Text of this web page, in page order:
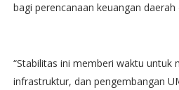
bagi perencanaan keuangan daerah
“Stabilitas ini memberi waktu untuk
infrastruktur, dan pengembangan